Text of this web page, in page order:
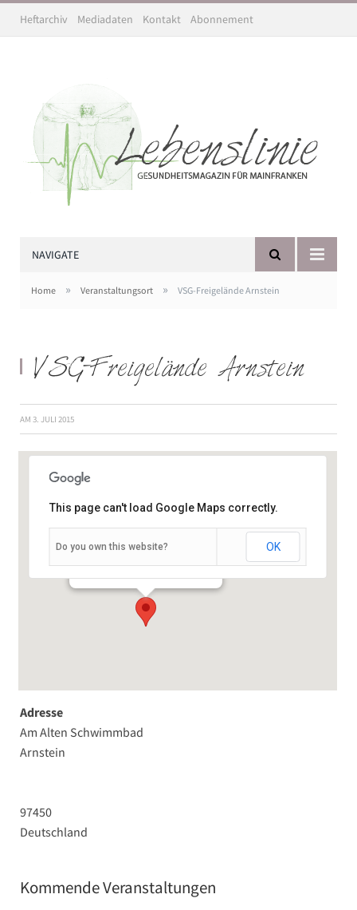
Heftarchiv Mediadaten Kontakt Abonnement
NAVIGATE
Home » Veranstaltungsort » VSG-Freigelände Arnstein
VSG-Freigelände Arnstein
AM 3. JULI 2015
Veranstaltungen
This page can't load Google Maps correctly.
Do you own this website? OK
Adresse
Am Alten Schwimmbad
Arnstein
97450
Deutschland
Kommende Veranstaltungen